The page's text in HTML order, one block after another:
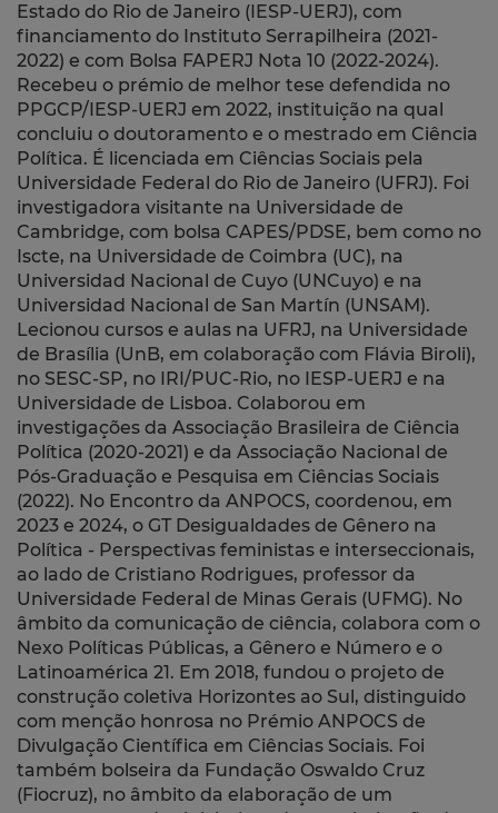
Estado do Rio de Janeiro (IESP-UERJ), com
financiamento do Instituto Serrapilheira (2021-
2022) e com Bolsa FAPERJ Nota 10 (2022-2024).
Recebeu o prémio de melhor tese defendida no
PPGCP/IESP-UERJ em 2022, instituição na qual
concluiu o doutoramento e o mestrado em Ciência
Política. É licenciada em Ciências Sociais pela
Universidade Federal do Rio de Janeiro (UFRJ). Foi
investigadora visitante na Universidade de
Cambridge, com bolsa CAPES/PDSE, bem como no
Iscte, na Universidade de Coimbra (UC), na
Universidad Nacional de Cuyo (UNCuyo) e na
Universidad Nacional de San Martín (UNSAM).
Lecionou cursos e aulas na UFRJ, na Universidade
de Brasília (UnB, em colaboração com Flávia Biroli),
no SESC-SP, no IRI/PUC-Rio, no IESP-UERJ e na
Universidade de Lisboa. Colaborou em
investigações da Associação Brasileira de Ciência
Política (2020-2021) e da Associação Nacional de
Pós-Graduação e Pesquisa em Ciências Sociais
(2022). No Encontro da ANPOCS, coordenou, em
2023 e 2024, o GT Desigualdades de Gênero na
Política - Perspectivas feministas e interseccionais,
ao lado de Cristiano Rodrigues, professor da
Universidade Federal de Minas Gerais (UFMG). No
âmbito da comunicação de ciência, colabora com o
Nexo Políticas Públicas, a Gênero e Número e o
Latinoamérica 21. Em 2018, fundou o projeto de
construção coletiva Horizontes ao Sul, distinguido
com menção honrosa no Prémio ANPOCS de
Divulgação Científica em Ciências Sociais. Foi
também bolseira da Fundação Oswaldo Cruz
(Fiocruz), no âmbito da elaboração de um